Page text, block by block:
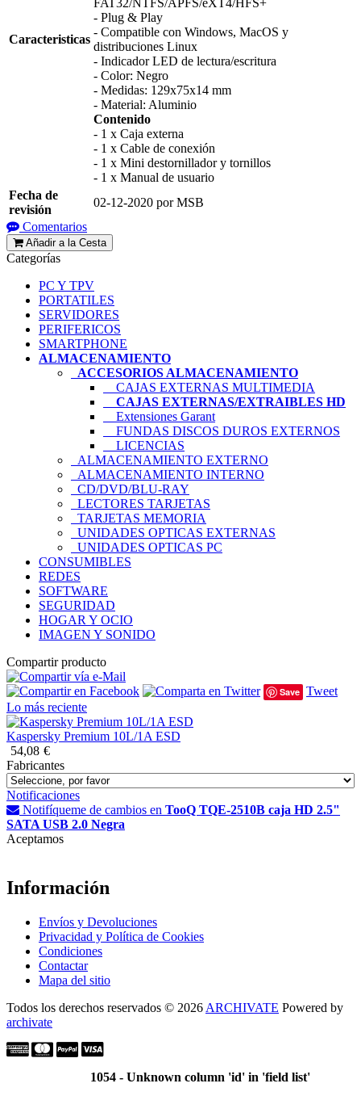
Caracteristicas
- Plug & Play
- Compatible con Windows, MacOS y
distribuciones Linux
- Indicador LED de lectura/escritura
- Color: Negro
- Medidas: 129x75x14 mm
- Material: Aluminio
Contenido
- 1 x Caja externa
- 1 x Cable de conexión
- 1 x Mini destornillador y tornillos
- 1 x Manual de usuario
Fecha de
revisión
02-12-2020 por MSB
Comentarios
Añadir a la Cesta
Categorías
PC Y TPV
PORTATILES
SERVIDORES
PERIFERICOS
SMARTPHONE
ALMACENAMIENTO
ACCESORIOS ALMACENAMIENTO
CAJAS EXTERNAS MULTIMEDIA
CAJAS EXTERNAS/EXTRAIBLES HD
Extensiones Garant
FUNDAS DISCOS DUROS EXTERNOS
LICENCIAS
ALMACENAMIENTO EXTERNO
ALMACENAMIENTO INTERNO
CD/DVD/BLU-RAY
LECTORES TARJETAS
TARJETAS MEMORIA
UNIDADES OPTICAS EXTERNAS
UNIDADES OPTICAS PC
CONSUMIBLES
REDES
SOFTWARE
SEGURIDAD
HOGAR Y OCIO
IMAGEN Y SONIDO
Compartir producto
Save Tweet
Lo más reciente
Kaspersky Premium 10L/1A ESD
54,08 €
Fabricantes
Notificaciones
Notifíqueme de cambios en TooQ TQE-2510B caja HD 2.5"
SATA USB 2.0 Negra
Aceptamos
Información
Envíos y Devoluciones
Privacidad y Política de Cookies
Condiciones
Contactar
Mapa del sitio
Todos los derechos reservados © 2026 ARCHIVATE Powered by
archivate
1054 - Unknown column 'id' in 'field list'